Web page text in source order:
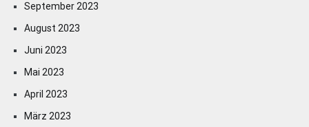
September 2023
August 2023
Juni 2023
Mai 2023
April 2023
März 2023